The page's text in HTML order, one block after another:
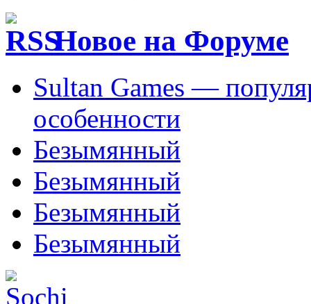
Новое на Форуме
Sultan Games —
особенности
Безымянный
Безымянный
Безымянный
Безымянный